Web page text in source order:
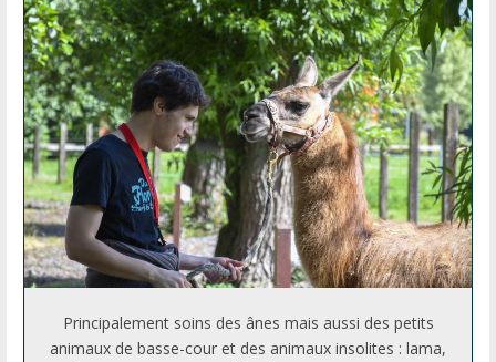
Principalement soins des ânes mais aussi des petits
animaux de basse-cour et des animaux insolites : lama,